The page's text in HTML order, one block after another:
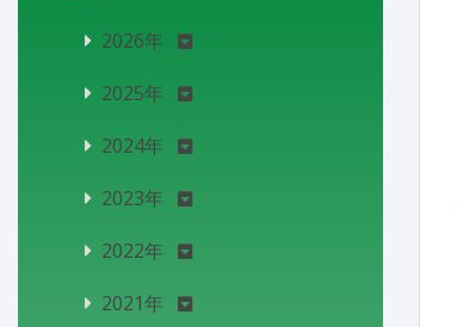
2026年
2025年
2024年
2023年
2022年
2021年